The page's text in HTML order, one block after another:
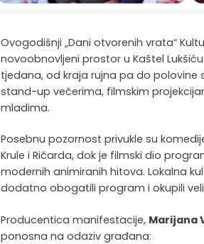
Ovogodišnji „Dani otvorenih vrata“
novoobnovljeni prostor u Kaštel
tjedana, od kraja rujna pa do polovine
stand-up večerima, filmskim
mladima.
Posebnu pozornost privukle su
Krule i Ričarda, dok je filmski dio
modernih animiranih hitova. Lokalna
dodatno obogatili program i okupili
Producentica manifestacije, Marijana
ponosna na odaziv građana: